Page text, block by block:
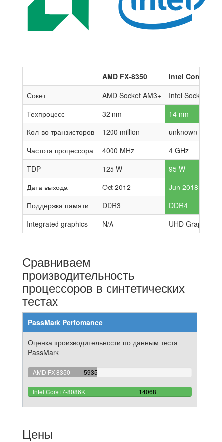
AMD FX-8350
Intel Core i7-
Сокет
AMD Socket AM3+
Intel Socket
Техпроцесс
32 nm
14 nm
Кол-во транзисторов
1200 million
unknown
Частота процессора
4000 MHz
4 GHz
TDP
125 W
95 W
Дата выхода
Oct 2012
Jun 2018
Поддержка памяти
DDR3
DDR4
Integrated graphics
N/A UHD Graphics
Сравниваем
производительность
процессоров в синтетических
тестах
PassMark Perfomance
Оценка производительности по данным теста
PassMark
AMD FX-8350 5935
42.187944270685%
Intel Core i7-8086K
14068
100%
Цены